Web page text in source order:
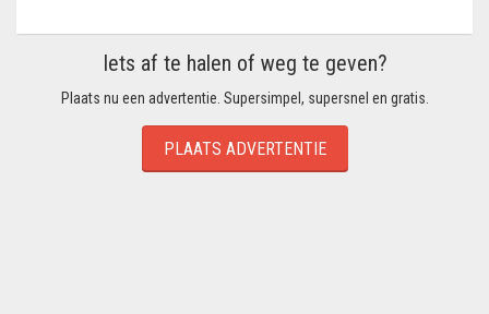
Iets af te halen of weg te geven?
Plaats nu een advertentie. Supersimpel, supersnel en gratis.
PLAATS ADVERTENTIE